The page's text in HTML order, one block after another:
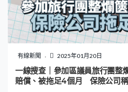
喉管鋪設混亂，搬入時曾花費一
設計比較特別，好多水喉、電線喉
時我都覺得奇怪，點解會有水喉係
主廁。嗰陣時自己都花費咗差唔
大廈外牆，始終驚有一日會老化破
年年底，陳生發現單位客房出現滴
重。先是客房天花板滴水，其後
有線新聞 2025年01月20日
一線搜查｜參加區議員旅行團
賠償、被拖足4個月 保險公司